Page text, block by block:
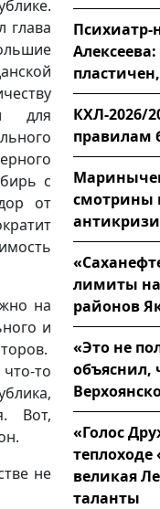
глава
для
с
от
на
и
то
Вот,
не
Психиатр-
КХЛ-2026/
правилам
смотрины
лимиты
районов
«Это не
объяснил,
«Голос
великая
таланты